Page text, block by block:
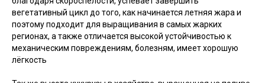
вегетативный цикл до того, как начинается летняя жара и
поэтому подходит для выращивания в самых жарких
регионах, а также отличается высокой устойчивостью к
механическим повреждениям, болезням, имеет хорошую
лёгкость